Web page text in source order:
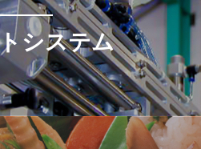
システム